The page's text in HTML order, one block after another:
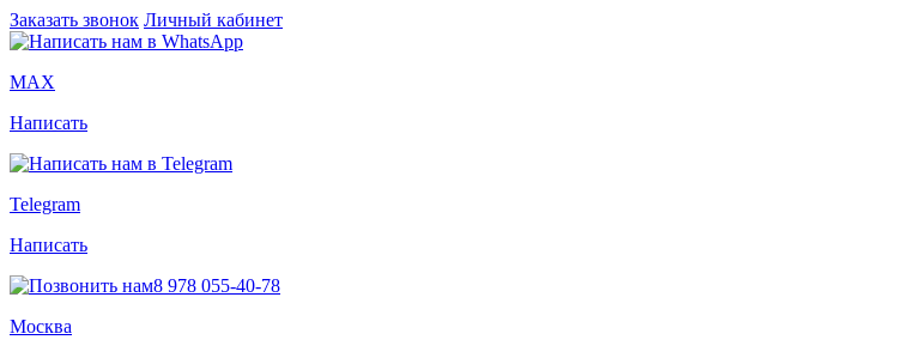
Заказать звонок Личный кабинет
MAX
Написать
Telegram
Написать
8 978 055-40-78
Москва